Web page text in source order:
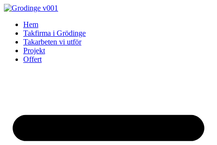
Skip
contentHem
Takfirma i Grödinge
Takarbeten vi utför
Projekt
Offert